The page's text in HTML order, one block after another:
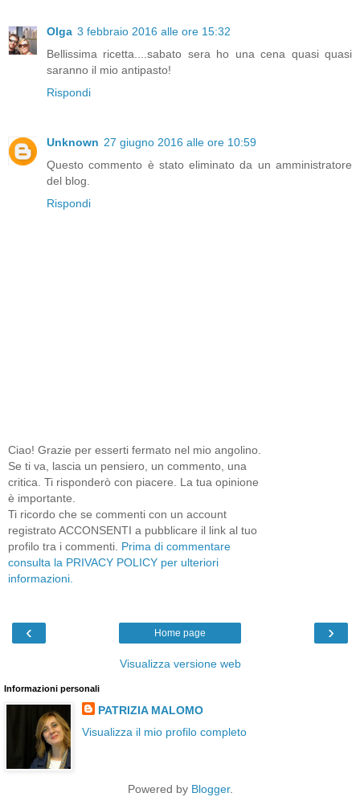
Olga 3 febbraio 2016 alle ore 15:32
Bellissima ricetta....sabato sera ho una cena quasi quasi
saranno il mio antipasto!
Rispondi
Unknown 27 giugno 2016 alle ore 10:59
Questo commento è stato eliminato da un amministratore
del blog.
Rispondi
Ciao! Grazie per esserti fermato nel mio angolino.
Se ti va, lascia un pensiero, un commento, una
critica. Ti risponderò con piacere. La tua opinione
è importante.
Ti ricordo che se commenti con un account
registrato ACCONSENTI a pubblicare il link al tuo
profilo tra i commenti. Prima di commentare
consulta la PRIVACY POLICY per ulteriori
informazioni.
‹ ›
Home page
Visualizza versione web
Informazioni personali
PATRIZIA MALOMO
Visualizza il mio profilo completo
Powered by Blogger.